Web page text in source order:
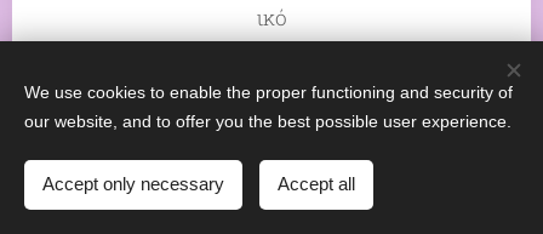
ικό
συμφέρ
ον αλλά
με την
ελευθερ
We use cookies to enable the proper functioning and security of
our website, and to offer you the best possible user experience.
Accept only necessary Accept all